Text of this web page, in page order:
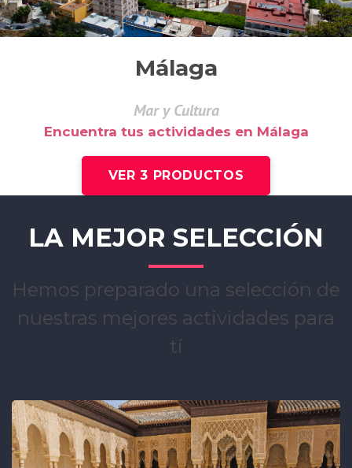
Málaga
Mar y Cultura
Encuentra tus actividades en Málaga
VER 3 PRODUCTOS
LA MEJOR SELECCIÓN
Hemos preparado una selección de
nuestras mejores actividades para
tí